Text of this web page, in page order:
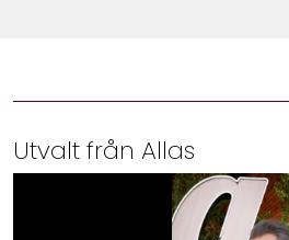
Utvalt från Allas